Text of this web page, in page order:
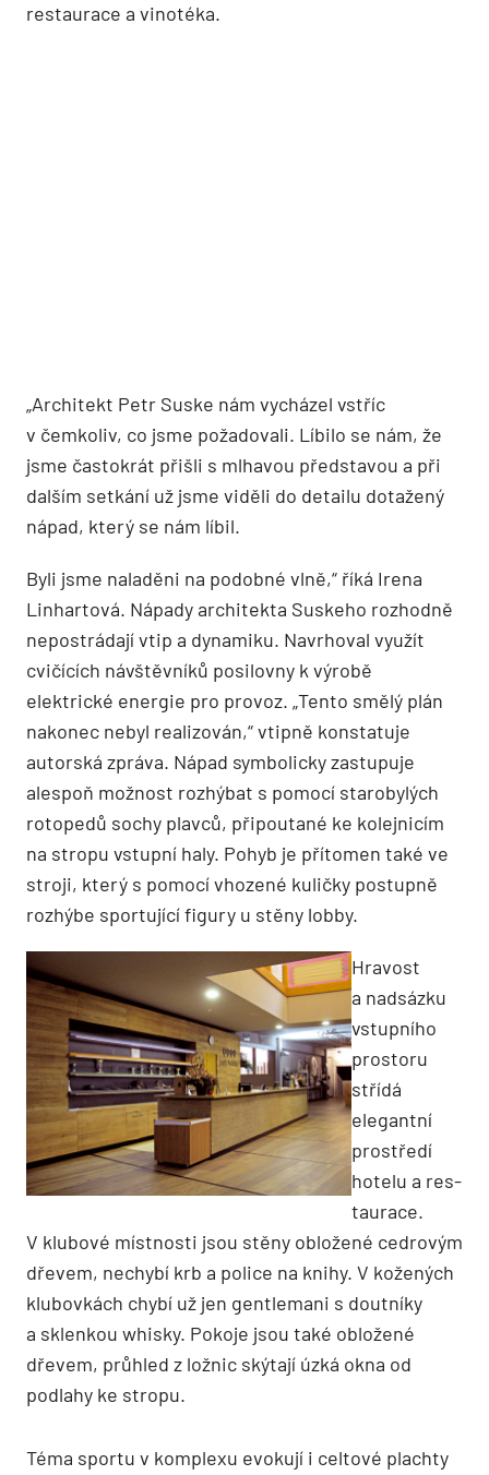
restaurace a vinotéka.
„Architekt Petr Suske nám vycházel vstříc
v čemkoliv, co jsme požadovali. Líbilo se nám, že
jsme častokrát přišli s mlhavou představou a při
dalším setkání už jsme viděli do detailu dotažený
nápad, který se nám líbil.
Byli jsme naladěni na podobné vlně,“ říká Irena
Linhartová. Nápady architekta Suskeho rozhodně
nepostrádají vtip a dynamiku. Navrhoval využít
cvičících návštěvníků posilovny k výrobě
elektrické energie pro provoz. „Tento smělý plán
nakonec nebyl realizován,“ vtipně konstatuje
autorská zpráva. Nápad symbolicky zastupuje
alespoň možnost rozhýbat s pomocí starobylých
rotopedů sochy plavců, připoutané ke kolejnicím
na stropu vstupní haly. Pohyb je přítomen také ve
stroji, který s pomocí vhozené kuličky postupně
rozhýbe sportující figury u stěny lobby.
Hravost
a nadsázku
vstupního
prostoru
střídá
elegantní
prostředí
hotelu a res­
taurace.
V klubové místnosti jsou stěny obložené cedrovým
dřevem, nechybí krb a police na knihy. V kožených
klubovkách chybí už jen gentlemani s doutníky
a sklenkou whisky. Pokoje jsou také obložené
dřevem, průhled z ložnic skýtají úzká okna od
podlahy ke stropu.
Téma sportu v komplexu evokují i celtové plachty